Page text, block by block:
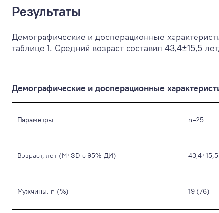
Результаты
Демографические и дооперационные
таблице 1. Средний возраст составил 43,4±15,5
Демографические и дооперационные
Параметры n=25
Возраст, лет (M±SD с 95% ДИ)
Мужчины, n (%) 19 (76)